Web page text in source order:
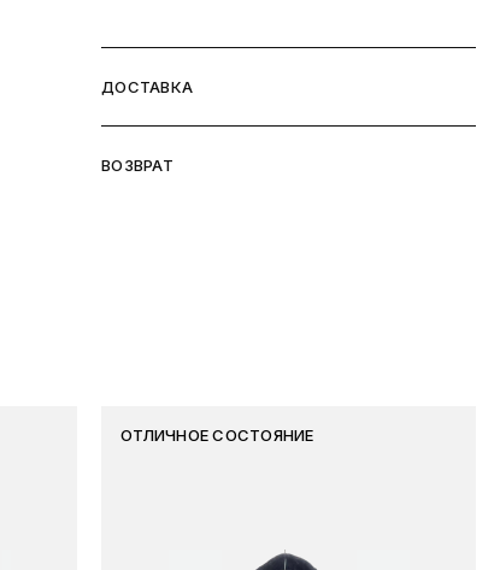
ДОСТАВКА
ВОЗВРАТ
ОТЛИЧНОЕ СОСТОЯНИЕ